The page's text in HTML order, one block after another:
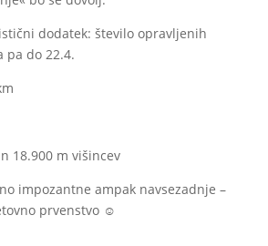
dodatek: število opravljenih
pa do 22.4.
18.900 m višincev
impozantne ampak navsezadnje –
prvenstvo ☺